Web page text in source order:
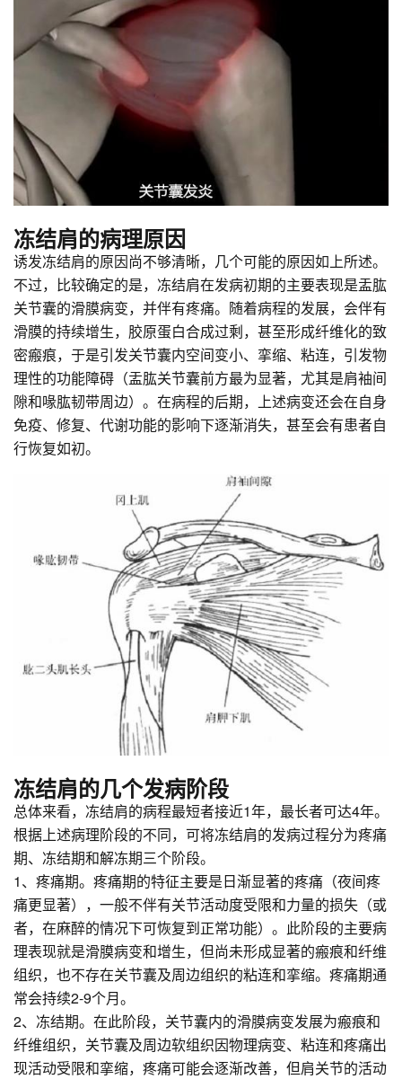
冻结肩的病理原因
诱发冻结肩的原因尚不够清晰，几个可能的原因如上所述。
不过，比较确定的是，冻结肩在发病初期的主要表现是盂肱
关节囊的滑膜病变，并伴有疼痛。随着病程的发展，会伴有
滑膜的持续增生，胶原蛋白合成过剩，甚至形成纤维化的致
密瘢痕，于是引发关节囊内空间变小、挛缩、粘连，引发物
理性的功能障碍（盂肱关节囊前方最为显著，尤其是肩袖间
隙和喙肱韧带周边）。在病程的后期，上述病变还会在自身
免疫、修复、代谢功能的影响下逐渐消失，甚至会有患者自
行恢复如初。
冻结肩的几个发病阶段
总体来看，冻结肩的病程最短者接近1年，最长者可达4年。
根据上述病理阶段的不同，可将冻结肩的发病过程分为疼痛
期、冻结期和解冻期三个阶段。
1、疼痛期。疼痛期的特征主要是日渐显著的疼痛（夜间疼
痛更显著），一般不伴有关节活动度受限和力量的损失（或
者，在麻醉的情况下可恢复到正常功能）。此阶段的主要病
理表现就是滑膜病变和增生，但尚未形成显著的瘢痕和纤维
组织，也不存在关节囊及周边组织的粘连和挛缩。疼痛期通
常会持续2-9个月。
2、冻结期。在此阶段，关节囊内的滑膜病变发展为瘢痕和
纤维组织，关节囊及周边软组织因物理病变、粘连和疼痛出
现活动受限和挛缩，疼痛可能会逐渐改善，但肩关节的活动